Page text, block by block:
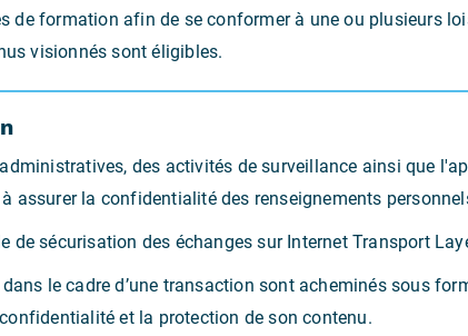
de formation afin de se conformer à une ou plusieurs
visionnés sont éligibles.
des activités de surveillance ainsi que
assurer la confidentialité des renseignements
sécurisation des échanges sur Internet Transport
le cadre d’une transaction sont acheminés sous
et la protection de son contenu.